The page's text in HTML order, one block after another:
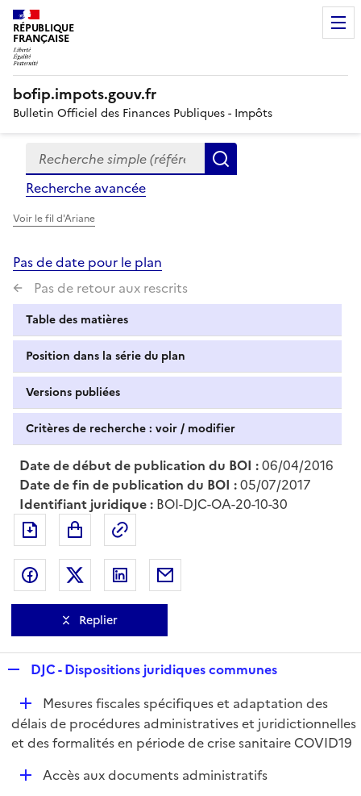
RÉPUBLIQUE
FRANÇAISE
bofip.impots.gouv.fr
Bulletin Officiel des Finances Publiques - Impôts
Formulaire
de
recherche
Recherche simple (références, mots clés, partie du
Recherche avancée
Voir le fil d'Ariane
Pas de date pour le plan
Pas de retour aux rescrits
Table des matières
Position dans la série du plan
Versions publiées
Critères de recherche : voir / modifier
Date de début de publication du BOI :06/04/2016
Date de fin de publication du BOI :05/07/2017
Identifiant juridique : BOI-DJC-OA-20-10-30
Exporter le document au format pdf
Partager sur Facebook
Partager sur Twitter
Partager sur LinkedIn
Replier
p
l
i
e
r
DJC - Dispositions juridiques communes
D
é
p
Mesures fiscales spécifiques et adaptation des
délais de procédures administratives et juridictionnelles
et des formalités en période de crise sanitaire COVID19
DAccès aux documents administratifs